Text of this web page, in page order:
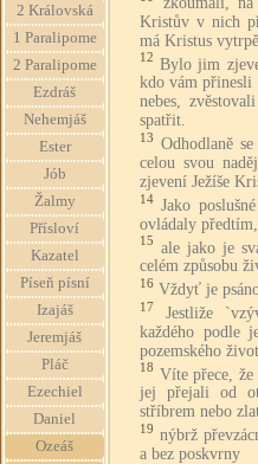
2 Královská
1 Paralipome
2 Paralipome
Ezdráš
Nehemjáš
Ester
Jób
Žalmy
Přísloví
Kazatel
Píseň písní
Izajáš
Jeremjáš
Pláč
Ezechiel
Daniel
Ozeáš
Kristův v nich
má Kristus
12 Bylo jim
kdo vám přinesli
nebes,
spatřit.
13 Odhodlaně
celou svou
zjevení Ježíše
14 Jako
ovládaly
15 ale jako je
celém způsobu
16 Vždyť je
17
Jestliže
každého podle
pozemského
18 Víte přece,
jej přejali od
stříbrem nebo
19 nýbrž
a bez poskvrny